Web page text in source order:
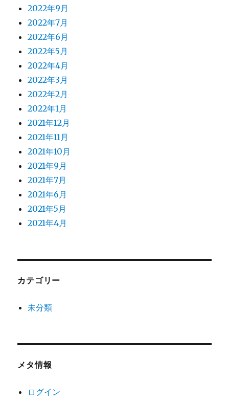
2022年9月
2022年7月
2022年6月
2022年5月
2022年4月
2022年3月
2022年2月
2022年1月
2021年12月
2021年11月
2021年10月
2021年9月
2021年7月
2021年6月
2021年5月
2021年4月
カテゴリー
未分類
メタ情報
ログイン